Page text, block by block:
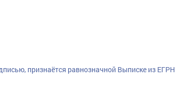
признаётся равнозначной Выписке из ЕГРН